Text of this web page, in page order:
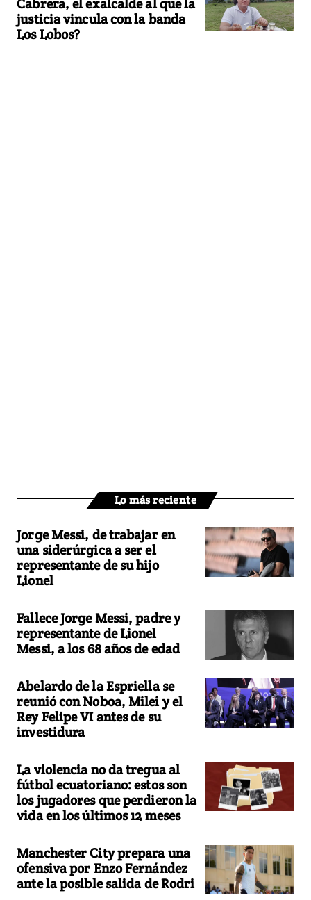
justicia vincula con la banda
Los Lobos?
Lo más reciente
Jorge Messi, de trabajar en
una siderúrgica a ser el
representante de su hijo
Lionel
Fallece Jorge Messi, padre y
representante de Lionel
Messi, a los 68 años de edad
Abelardo de la Espriella se
reunió con Noboa, Milei y el
Rey Felipe VI antes de su
investidura
La violencia no da tregua al
fútbol ecuatoriano: estos son
los jugadores que perdieron la
vida en los últimos 12 meses
Manchester City prepara una
ofensiva por Enzo Fernández
ante la posible salida de Rodri